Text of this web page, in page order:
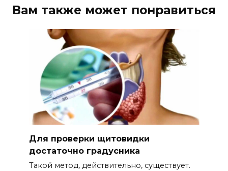
Вам также может понравиться
Для проверки щитовидки
достаточно градусника
Такой метод, действительно, существует.